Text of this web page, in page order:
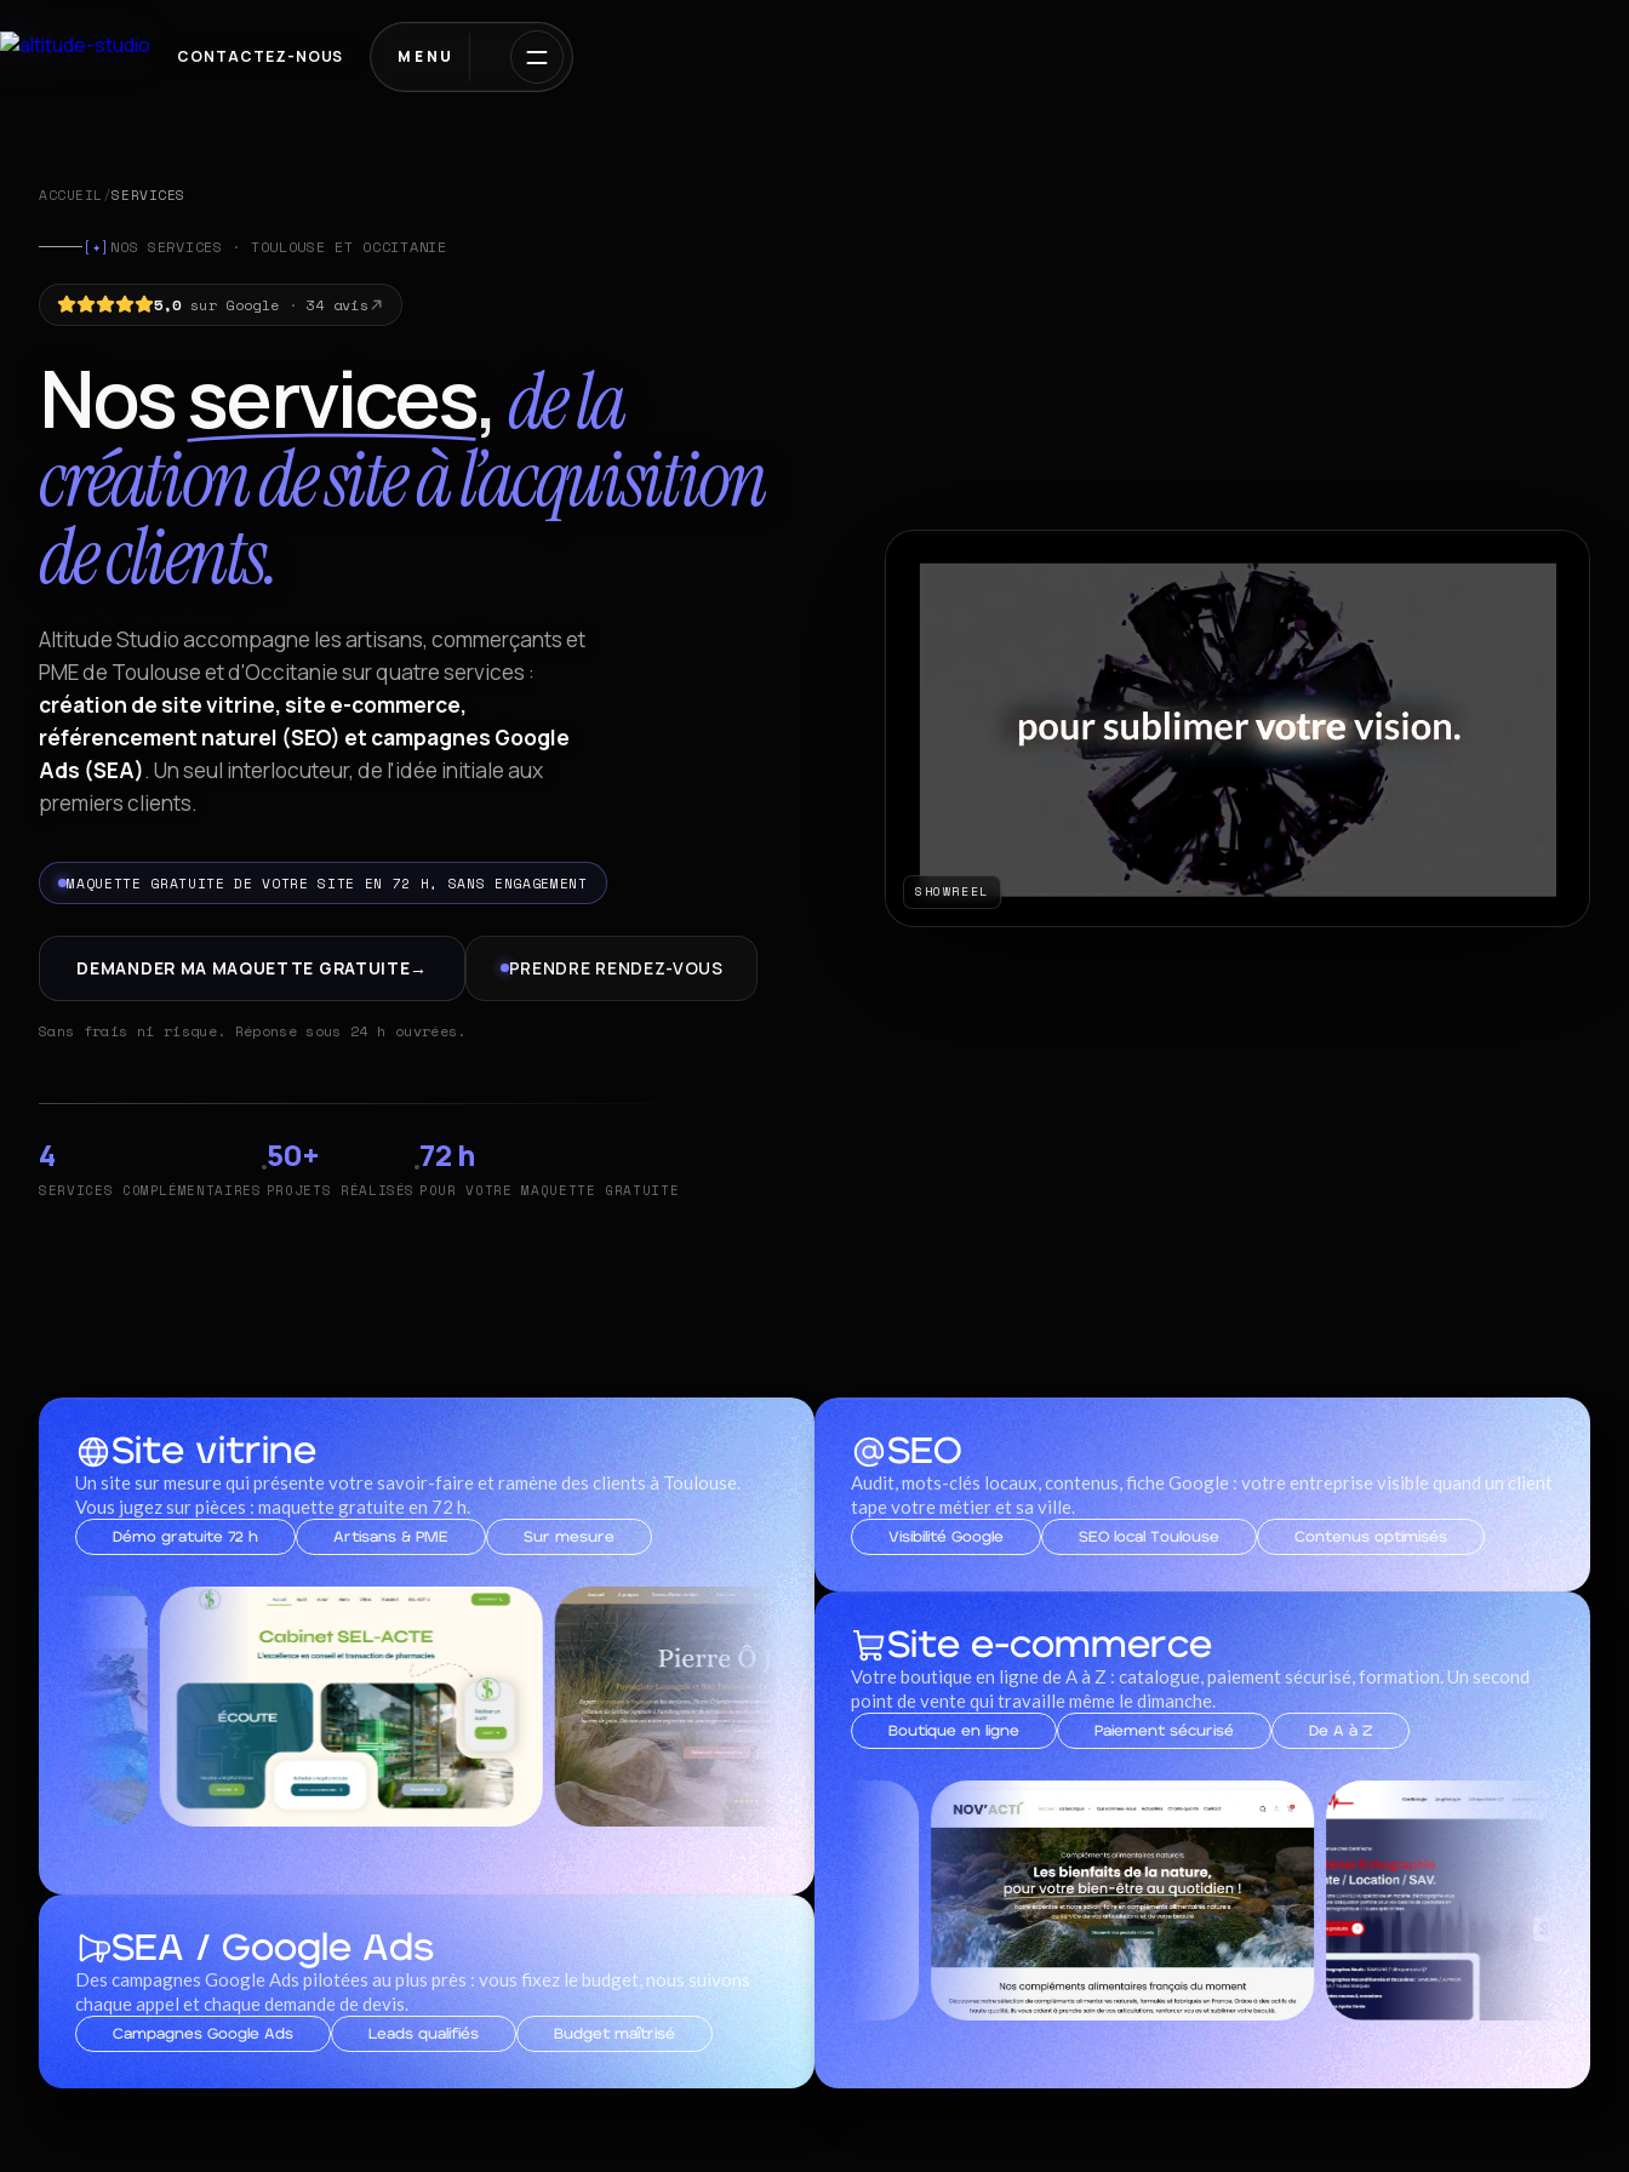
CONTACTEZ-NOUS MENU
ACCUEIL /SERVICES
[✦] NOS SERVICES · TOULOUSE ET OCCITANIE
5,0sur Google · 34 avis
Nosservices,de la
création de site à l’acquisition
de clients.
Altitude Studio accompagne les artisans, commerçants et
PME de Toulouse et d'Occitanie sur quatre services :
création de site vitrine, site e-commerce,
référencement naturel (SEO) et campagnes Google
Ads (SEA). Un seul interlocuteur, de l'idée initiale aux
premiers clients.
MAQUETTE GRATUITE DE VOTRE SITE EN 72 H, SANS ENGAGEMENT
DEMANDER MA MAQUETTE GRATUITE→ PRENDRE RENDEZ-VOUS
Sans frais ni risque. Réponse sous 24 h ouvrées.
4
SERVICES COMPLÉMENTAIRES
50+
PROJETS RÉALISÉS
72 h
POUR VOTRE MAQUETTE GRATUITE
SHOWREEL
Nos services
Site vitrine
Un site sur mesure qui présente votre savoir-faire et ramène des clients à Toulouse.
Vous jugez sur pièces : maquette gratuite en 72 h.
Démo gratuite 72 h Artisans & PME Sur mesure
SEA / Google Ads
Des campagnes Google Ads pilotées au plus près : vous fixez le budget, nous suivons
chaque appel et chaque demande de devis.
Campagnes Google Ads Leads qualifiés Budget maîtrisé
SEO
Audit, mots-clés locaux, contenus, fiche Google : votre entreprise visible quand un client
tape votre métier et sa ville.
Visibilité Google SEO local Toulouse Contenus optimisés
Site e-commerce
Votre boutique en ligne de A à Z : catalogue, paiement sécurisé, formation. Un second
point de vente qui travaille même le dimanche.
Boutique en ligne Paiement sécurisé De A à Z